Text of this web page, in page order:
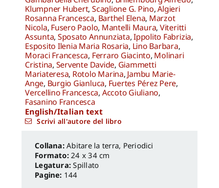
Klumpner Hubert, Scaglione G. Pino,Algieri
Rosanna Francesca, Barthel Elena, Marzot
Nicola, Fusero Paolo, Mantelli Maura, Viteritti
Assunta, Sposato Annunziata,Ippolito Fabrizia,
Esposito Ilenia Maria Rosaria, Lino Barbara,
Moraci Francesca, Ferraro Giacinto, Molinari
Cristina, Servente Davide, Giammetti
Mariateresa, Rotolo Marina, Jambu Marie-
Ange, Burgio Gianluca, Fuertes Pérez Pere,
Vercellino Francesca, Accoto Giuliano,
Fasanino Francesca
English/Italian text
Scrivi all'autore del libro
Abitare la terra, Periodici
Formato: 24 x 34 cm
Legatura:Spillato
Pagine: 144